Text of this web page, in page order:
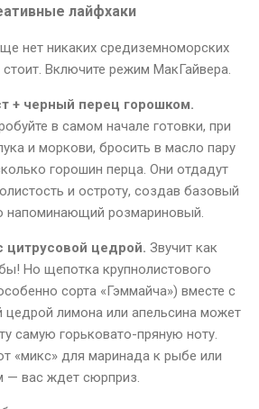
лайфхаки
нет никаких средиземноморских
стоит. Включите режим МакГайвера.
+ черный перец горошком.
в самом начале готовки, при
и моркови, бросить в масло пару
горошин перца. Они отдадут
и остроту, создав базовый
напоминающий розмариновый.
цитрусовой цедрой. Звучит как
Но щепотка крупнолистового
сорта «Гэммайча») вместе с
цедрой лимона или апельсина может
самую горьковато-пряную ноту.
«микс» для маринада к рыбе или
— вас ждет сюрприз.